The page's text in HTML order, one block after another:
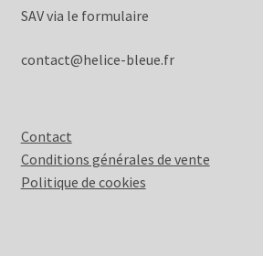
SAV via le formulaire
contact@helice-bleue.fr
Contact
Conditions générales de vente
Politique de cookies